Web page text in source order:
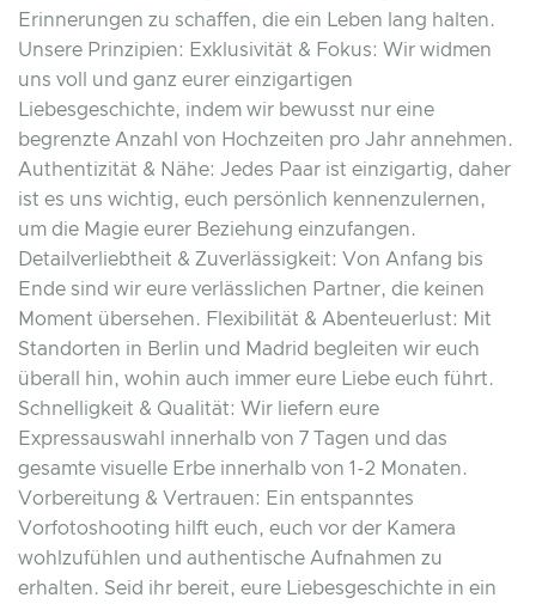
Erinnerungen zu schaffen, die ein Leben lang halten.
Unsere Prinzipien: Exklusivität & Fokus: Wir widmen
uns voll und ganz eurer einzigartigen
Liebesgeschichte, indem wir bewusst nur eine
begrenzte Anzahl von Hochzeiten pro Jahr annehmen.
Authentizität & Nähe: Jedes Paar ist einzigartig, daher
ist es uns wichtig, euch persönlich kennenzulernen,
um die Magie eurer Beziehung einzufangen.
Detailverliebtheit & Zuverlässigkeit: Von Anfang bis
Ende sind wir eure verlässlichen Partner, die keinen
Moment übersehen. Flexibilität & Abenteuerlust: Mit
Standorten in Berlin und Madrid begleiten wir euch
überall hin, wohin auch immer eure Liebe euch führt.
Schnelligkeit & Qualität: Wir liefern eure
Expressauswahl innerhalb von 7 Tagen und das
gesamte visuelle Erbe innerhalb von 1-2 Monaten.
Vorbereitung & Vertrauen: Ein entspanntes
Vorfotoshooting hilft euch, euch vor der Kamera
wohlzufühlen und authentische Aufnahmen zu
erhalten. Seid ihr bereit, eure Liebesgeschichte in ein